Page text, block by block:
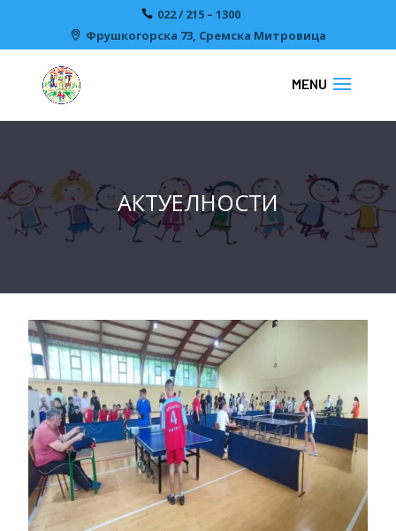
022 / 215 – 1300
Фрушкогорска 73, Сремска Митровицa
АКТУЕЛНОСТИ